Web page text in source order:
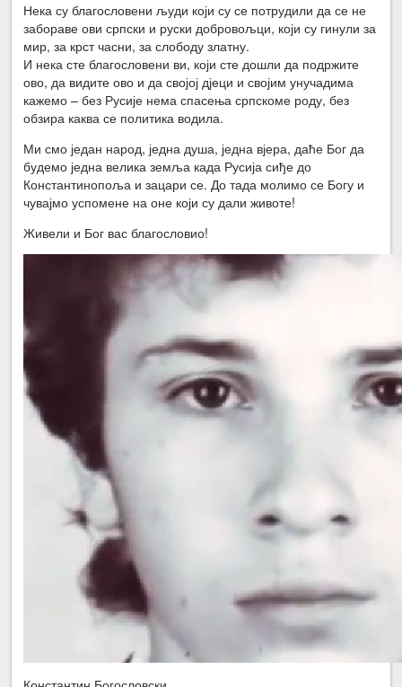
Нека су благословени људи који су се потрудили да се не
забораве ови српски и руски добровољци, који су гинули за
мир, за крст часни, за слободу златну.
И нека сте благословени ви, који сте дошли да подржите
ово, да видите ово и да својој дјеци и својим унучадима
кажемо – без Русије нема спасења српскоме роду, без
обзира каква се политика водила.
Ми смо један народ, једна душа, једна вјера, даће Бог да
будемо једна велика земља када Русија сиђе до
Константинопоља и зацари се. До тада молимо се Богу и
чувајмо успомене на оне који су дали животе!
Живели и Бог вас благословио!